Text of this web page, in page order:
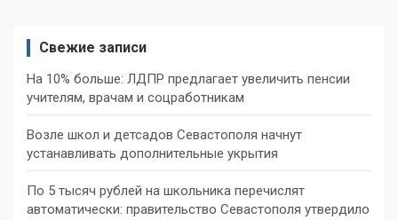
Свежие записи
На 10% больше: ЛДПР предлагает увеличить пенсии
учителям, врачам и соцработникам
Возле школ и детсадов Севастополя начнут
устанавливать дополнительные укрытия
По 5 тысяч рублей на школьника перечислят
автоматически: правительство Севастополя утвердило